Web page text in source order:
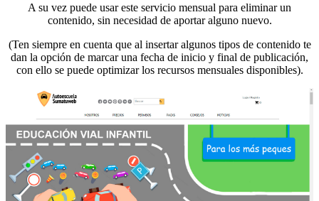
A su vez puede usar este servicio mensual para eliminar un
contenido, sin necesidad de aportar alguno nuevo.
(Ten siempre en cuenta que al insertar algunos tipos de contenido te
dan la opción de marcar una fecha de inicio y final de publicación,
con ello se puede optimizar los recursos mensuales disponibles).